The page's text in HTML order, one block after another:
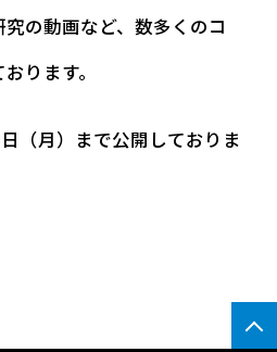
の動画など、数多くのコ
ります。
（月）まで公開しておりま